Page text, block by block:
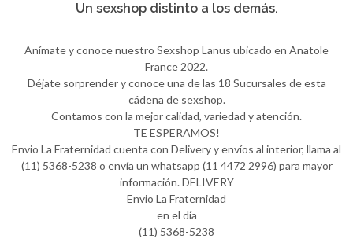
Un sexshop distinto a los demás.
Anímate y conoce nuestro Sexshop Lanus ubicado en Anatole
France 2022.
Déjate sorprender y conoce una de las 18 Sucursales de esta
cádena de sexshop.
Contamos con la mejor calidad, variedad y atención.
TE ESPERAMOS!
Envio La Fraternidad cuenta con Delivery y envíos al interior, llama al
(11) 5368-5238 o envía un whatsapp (11 4472 2996) para mayor
información. DELIVERY
Envio La Fraternidad
en el día
(11) 5368-5238